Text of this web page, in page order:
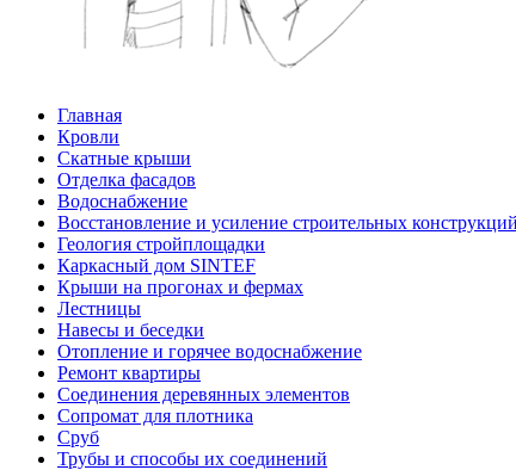
Главная
Кровли
Скатные крыши
Отделка фасадов
Водоснабжение
Восстановление и усиление строительных конструкций
Геология стройплощадки
Каркасный дом SINTEF
Крыши на прогонах и фермах
Лестницы
Навесы и беседки
Отопление и горячее водоснабжение
Ремонт квартиры
Соединения деревянных элементов
Сопромат для плотника
Сруб
Трубы и способы их соединений